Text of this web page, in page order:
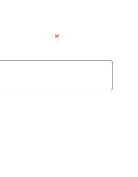
*obavezno polje